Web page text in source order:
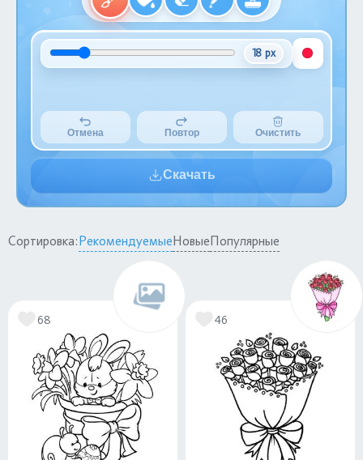
18 px
Отмена Повтор Очистить
Скачать
Сортировка:РекомендуемыеНовыеПопулярные
68 46